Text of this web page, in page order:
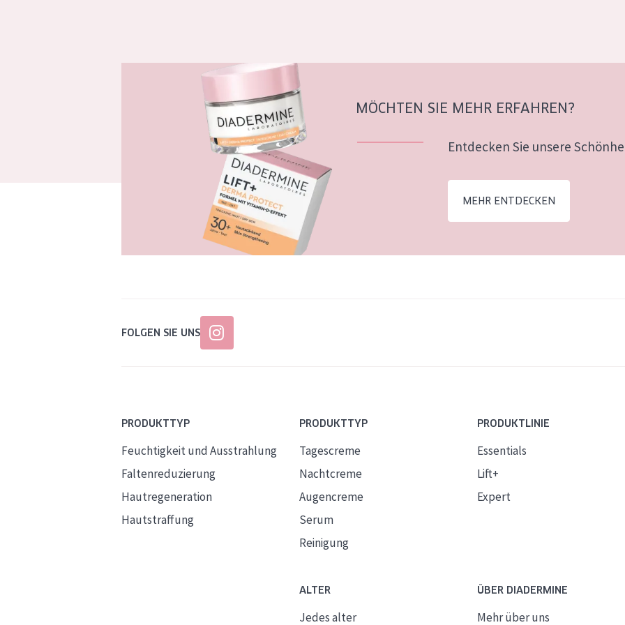
MÖCHTEN SIE MEHR ERFAHREN?
Entdecken Sie unsere
MEHR ENTDECKEN
FOLGEN SIE UNS
PRODUKTTYP
Feuchtigkeit und Ausstrahlung
Faltenreduzierung
Hautregeneration
Hautstraffung
PRODUKTTYP
Tagescreme
Nachtcreme
Augencreme
Serum
Reinigung
PRODUKTLINIE
Essentials
Lift+
Expert
ALTER
Jedes alter
ÜBER DIADERMINE
Mehr über uns